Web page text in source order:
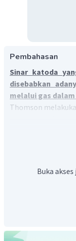
Pembahasan
Sinar katoda
disebabkan
melalui gas
Thomson
Pada
masing-masing
Salah satu pelat
dan pelat logam
negatif. Ketika
Partikel sinar
Buka